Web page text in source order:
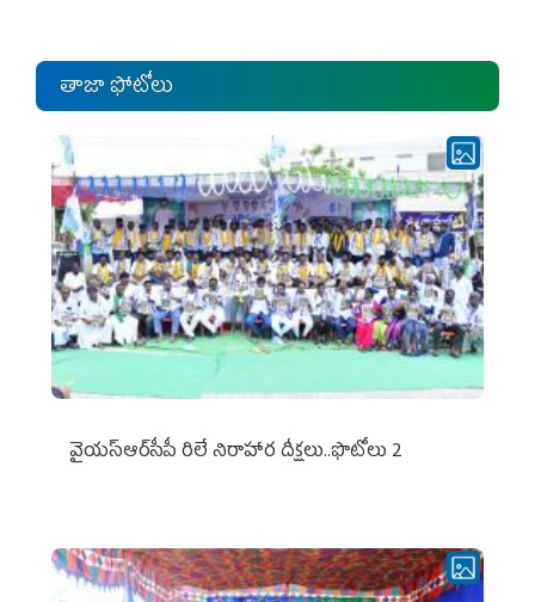
తాజా ఫోటోలు
వైయ‌స్ఆర్‌సీపీ రిలే నిరాహార దీక్షలు..ఫొటోలు 2